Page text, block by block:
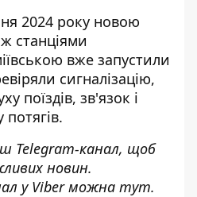
2024 року новою
станціями
вже запустили
сигналізацію,
поїздів, зв'язок і
Telegram-канал, щоб
новин.
у Viber можна тут.